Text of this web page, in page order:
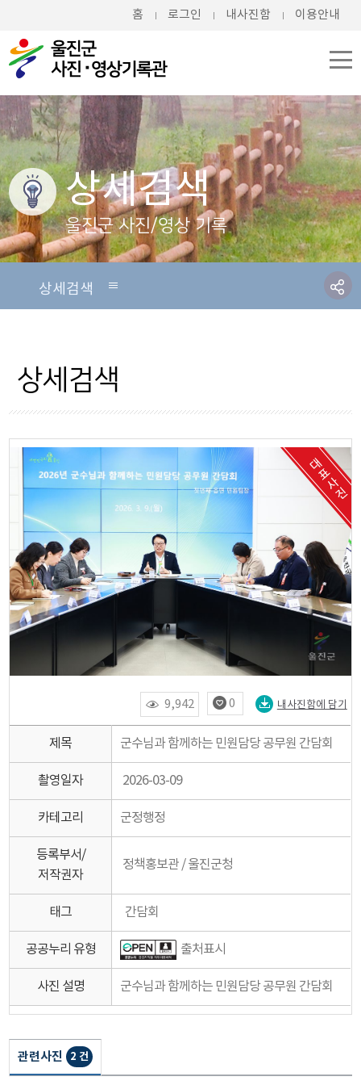
홈 로그인 내사진함 이용안내
상세검색
울진군 사진/영상 기록
상세검색
자료현황
상세검색
9,942 0 내사진함에 담기
제목 군수님과 함께하는 민원담당 공무원 간담회
촬영일자 2026-03-09
카테고리 군정행정
등록부서/
저작권자
정책홍보관 / 울진군청
태그 간담회
공공누리 유형 출처표시
사진 설명 군수님과 함께하는 민원담당 공무원 간담회
관련사진 2 건